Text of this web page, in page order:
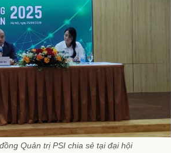
Quản trị PSI chia sẻ tại đại hội